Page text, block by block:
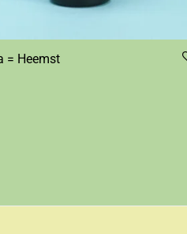
= Heemst